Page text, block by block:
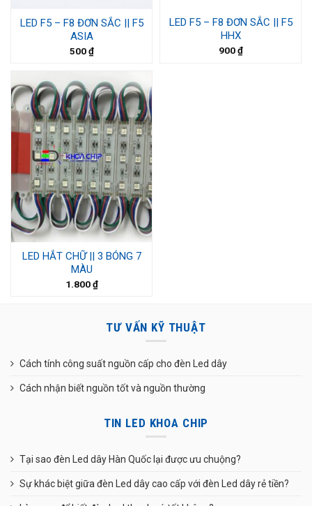
LED F5 – F8 ĐƠN SẮC || F5
ASIA
500₫
LED F5 – F8 ĐƠN SẮC || F5
HHX
900₫
LED HẮT CHỮ || 3 BÓNG 7
MÀU
1.800₫
TƯ VẤN KỸ THUẬT
Cách tính công suất nguồn cấp cho đèn Led dây
Cách nhận biết nguồn tốt và nguồn thường
TIN LED KHOA CHIP
Tại sao đèn Led dây Hàn Quốc lại được ưu chuộng?
Sự khác biệt giữa đèn Led dây cao cấp với đèn Led dây rẻ tiền?